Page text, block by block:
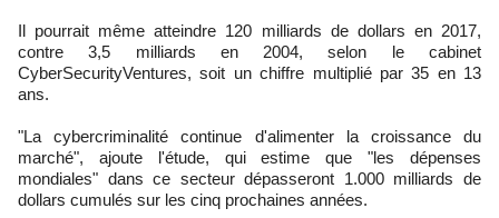
Il pourrait même atteindre 120 milliards de dollars en 2017,
contre 3,5 milliards en 2004, selon le cabinet
CyberSecurityVentures, soit un chiffre multiplié par 35 en 13
ans.
"La cybercriminalité continue d'alimenter la croissance du
marché", ajoute l'étude, qui estime que "les dépenses
mondiales" dans ce secteur dépasseront 1.000 milliards de
dollars cumulés sur les cinq prochaines années.